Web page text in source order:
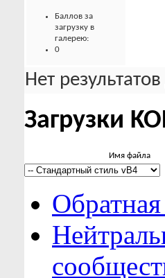
Баллов за
загрузку в
галерею:
0
Нет
Загрузки
Имя файла
Обратная